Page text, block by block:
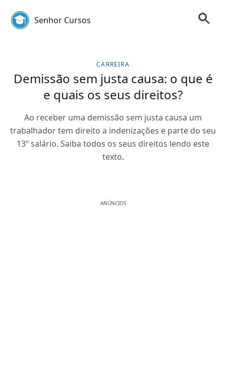
Senhor Cursos
CARREIRA
Demissão sem justa causa: o que é
e quais os seus direitos?
Ao receber uma demissão sem justa causa um
trabalhador tem direito a indenizações e parte do seu
13º salário. Saiba todos os seus direitos lendo este
texto.
ANÚNCIOS